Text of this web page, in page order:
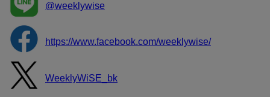
@weeklywise
https://www.facebook.com/weeklywise/
WeeklyWiSE_bk